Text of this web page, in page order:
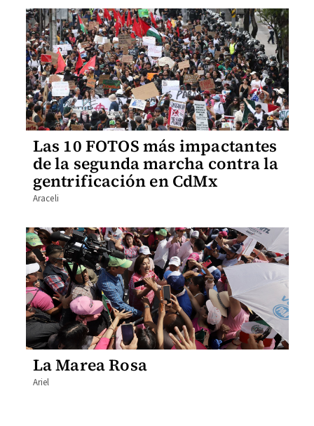
Las 10 FOTOS más impactantes
de la segunda marcha contra la
gentrificación en CdMx
Araceli
La Marea Rosa
Ariel